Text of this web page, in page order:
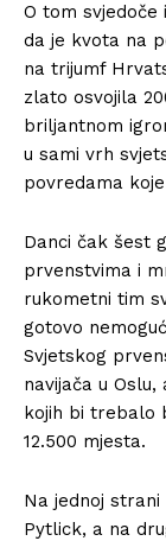
O tom
da je kvota na
na trijumf
zlato osvojila
briljantnom
u sami vrh
povredama
Danci čak šest
prvenstvima i
rukometni tim
gotovo
Svjetskog
navijača u
kojih bi trebalo
12.500 mjesta.
Na jednoj strani
Pytlick, a na